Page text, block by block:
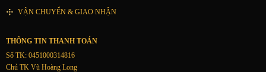
VẬN CHUYỂN & GIAO NHẬN
THÔNG TIN THANH TOÁN
Số TK: 0451000314816
Chủ TK Vũ Hoàng Long